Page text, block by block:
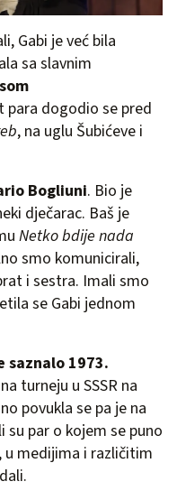
Gabi je već bila
sa slavnim
para dogodio se pred
, na uglu Šubićeve i
Bogliuni. Bio je
dječarac. Baš je
Netko bdije nada
smo komunicirali,
i sestra. Imali smo
se Gabi jednom
saznalo 1973.
turneju u SSSR na
no povukla se pa je na
par o kojem se puno
medijima i različitim